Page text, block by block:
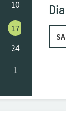
10
17
24
1